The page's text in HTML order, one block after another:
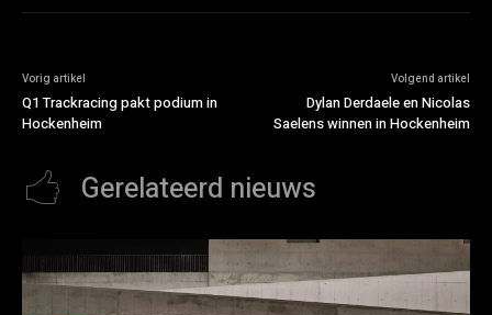
Vorig artikel
Q1 Trackracing pakt podium in
Hockenheim
Volgend artikel
Dylan Derdaele en Nicolas
Saelens winnen in Hockenheim
Gerelateerd nieuws